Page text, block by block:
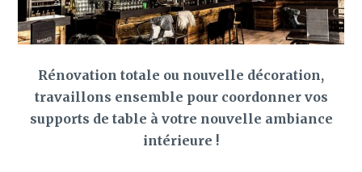
Rénovation totale ou nouvelle décoration,
travaillons ensemble pour coordonner vos
supports de table à votre nouvelle ambiance
intérieure !